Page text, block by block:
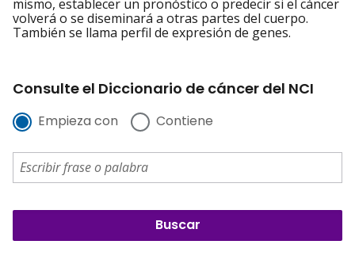
mismo, establecer un pronóstico o predecir si el cáncer
volverá o se diseminará a otras partes del cuerpo.
También se llama perfil de expresión de genes.
Consulte el Diccionario de cáncer del NCI
Empieza con Contiene